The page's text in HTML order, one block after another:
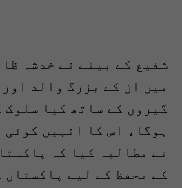
شفیع کے بیٹے نے خدشہ
میں ان کے بزرگ والد
گیروں کے ساتھ کیا سلوک
ہوگا، اس کا انہیں
نے مطالبہ کیا کہ
کے تحفظ کے لیے پاکستان